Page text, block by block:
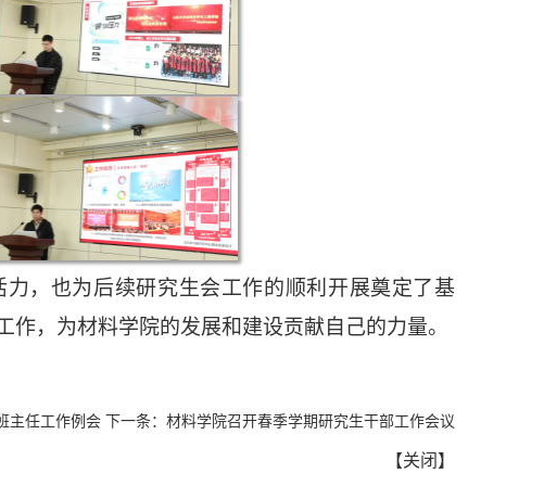
，也为后续研究生会工作的顺利开展奠定了基
，为材料学院的发展和建设贡献自己的力量。
主任工作例会 下一条： 材料学院召开春季学期研究生干部工作会议
【关闭 】